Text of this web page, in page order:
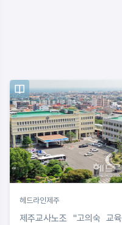
헤드라인제주
제주교사노조 "고의숙 교육